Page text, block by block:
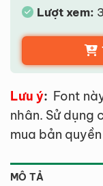
Lượt xem:
Lưu ý: Font
nhân. Sử dụng
mua bản
MÔ TẢ